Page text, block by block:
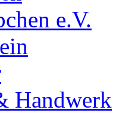
e.V.
Handwerk